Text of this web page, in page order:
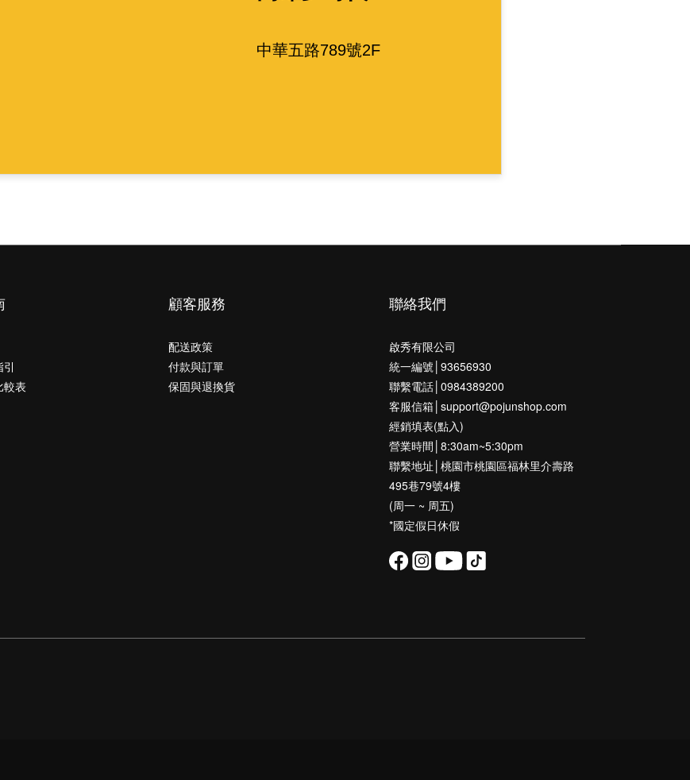
中華五路789號2F
較表
顧客服務
配送政策
付款與訂單
保固與退換貨
聯絡我們
啟秀有限公司
統一編號│93656930
聯繫電話│0984389200
客服信箱│support@pojunshop.com
經銷填表(點入)
營業時間│8:30am~5:30pm
聯繫地址│桃園市桃園區福林里介壽路
495巷79號4樓
(周一 ~ 周五)
*國定假日休假